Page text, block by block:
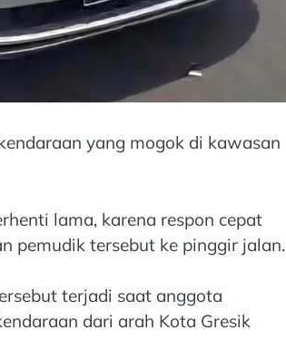
yang mogok di kawasan
lama, karena respon cepat
pemudik tersebut ke pinggir jalan.
terjadi saat anggota
dari arah Kota Gresik